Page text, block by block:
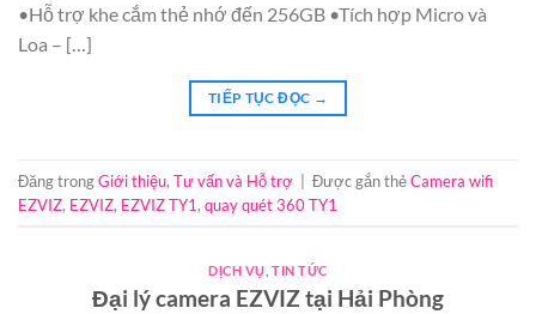
•Hỗ trợ khe cắm thẻ nhớ đến 256GB •Tích hợp Micro và
Loa – […]
TIẾP TỤC ĐỌC →
Đăng trongGiới thiệu, Tư vấn và Hỗ trợ Được gắn thẻCamera wifi
EZVIZ, EZVIZ, EZVIZ TY1, quay quét 360 TY1
DỊCH VỤ ,TIN TỨC
Đại lý camera EZVIZ tại Hải Phòng